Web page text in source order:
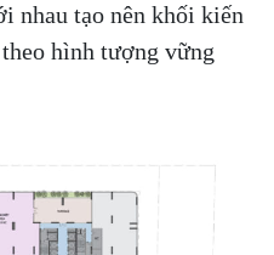
nhau tạo nên khối kiến
hình tượng vững